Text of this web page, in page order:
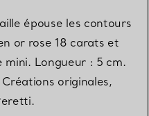
épouse les contours
or rose 18 carats et
mini. Longueur : 5 cm.
originales,